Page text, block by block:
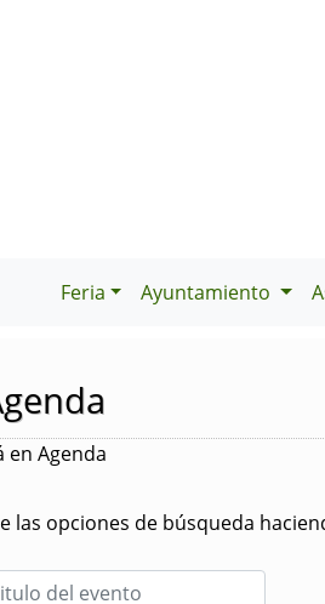
Feria Ayuntamiento
en Agenda
las opciones de búsqueda